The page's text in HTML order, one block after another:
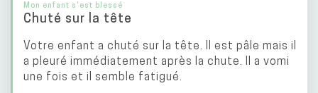
Mon enfant s'est blessé
Chuté sur la tête
Votre enfant a chuté sur la tête. Il est pâle mais il
a pleuré immédiatement après la chute. Il a vomi
une fois et il semble fatigué.